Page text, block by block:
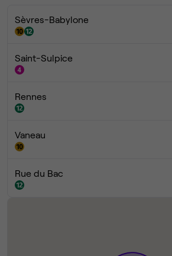
Sèvres-Babylone
Saint-Sulpice
Rennes
Vaneau
Rue du Bac